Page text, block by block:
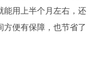
能用上半个月左右，还
方便有保障，也节省了